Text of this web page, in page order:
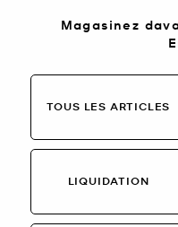
Magasinez
TOUS LES ARTICLES
LIQUIDATION